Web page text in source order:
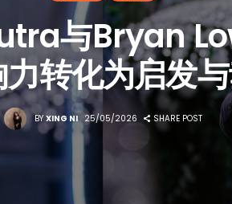
与Bryan
转化为启发
BY XING NI 25/05/2026 SHARE POST